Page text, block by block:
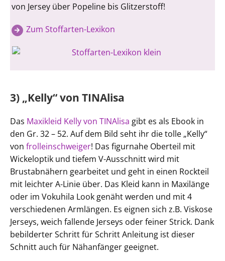
von Jersey über Popeline bis Glitzerstoff!
Zum Stoffarten-Lexikon
3) „Kelly“ von TINAlisa
Das Maxikleid Kelly von TINAlisa gibt es als Ebook in
den Gr. 32 – 52. Auf dem Bild seht ihr die tolle „Kelly“
von frolleinschweiger! Das figurnahe Oberteil mit
Wickeloptik und tiefem V-Ausschnitt wird mit
Brustabnähern gearbeitet und geht in einen Rockteil
mit leichter A-Linie über. Das Kleid kann in Maxilänge
oder im Vokuhila Look genäht werden und mit 4
verschiedenen Armlängen. Es eignen sich z.B. Viskose
Jerseys, weich fallende Jerseys oder feiner Strick. Dank
bebilderter Schritt für Schritt Anleitung ist dieser
Schnitt auch für Nähanfänger geeignet.